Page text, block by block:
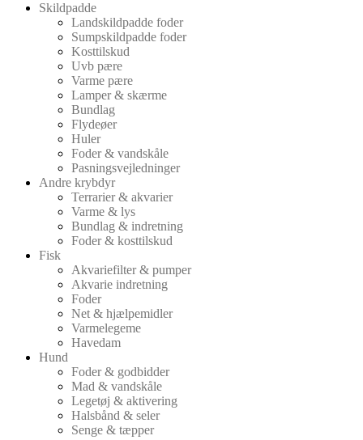
Skildpadde
Landskildpadde foder
Sumpskildpadde foder
Kosttilskud
Uvb pære
Varme pære
Lamper & skærme
Bundlag
Flydeøer
Huler
Foder & vandskåle
Pasningsvejledninger
Andre krybdyr
Terrarier & akvarier
Varme & lys
Bundlag & indretning
Foder & kosttilskud
Fisk
Akvariefilter & pumper
Akvarie indretning
Foder
Net & hjælpemidler
Varmelegeme
Havedam
Hund
Foder & godbidder
Mad & vandskåle
Legetøj & aktivering
Halsbånd & seler
Senge & tæpper